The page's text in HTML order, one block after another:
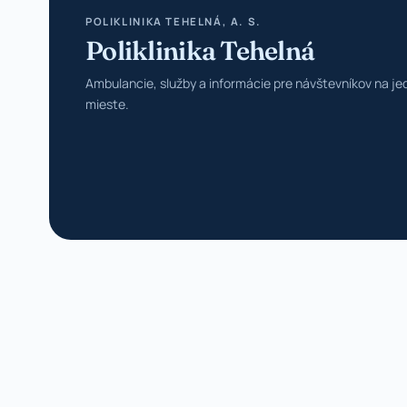
POLIKLINIKA TEHELNÁ, A. S.
Poliklinika Tehelná
Ambulancie, služby a informácie pre návštevníkov na
mieste.